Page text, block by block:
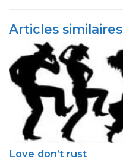
Articles similaires
Love don’t rust